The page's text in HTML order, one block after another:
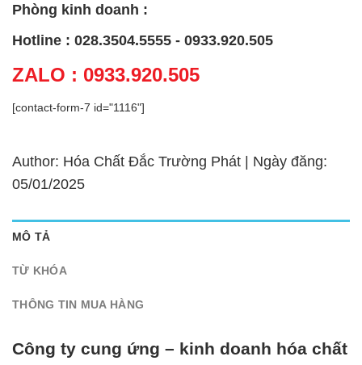
Phòng kinh doanh :
Hotline : 028.3504.5555 - 0933.920.505
ZALO : 0933.920.505
[contact-form-7 id="1116"]
Author: Hóa Chất Đắc Trường Phát | Ngày đăng:
05/01/2025
MÔ TẢ
TỪ KHÓA
THÔNG TIN MUA HÀNG
Công ty cung ứng – kinh doanh hóa chất